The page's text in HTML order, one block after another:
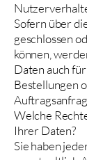
Sofern über
geschlossen
können,
Daten auch
Bestellungen
Welche
Ihrer Daten?
Sie haben